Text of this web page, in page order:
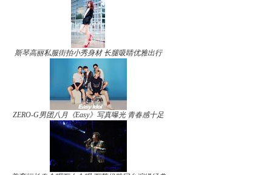
斯琴高丽私服街拍小秀身材 长腿吸睛优雅出行
ZERO-G男团八月《Easy》写真曝光 青春感十足